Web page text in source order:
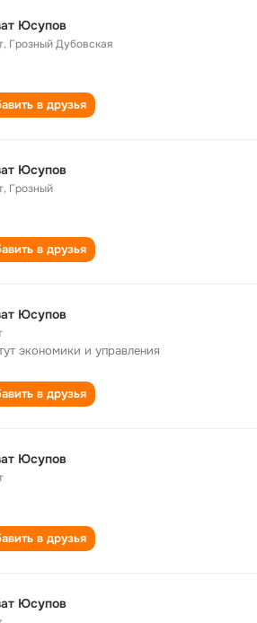
Юсупов
, Грозный Дубовская
в друзья
Юсупов
, Грозный
в друзья
Юсупов
экономики и управления
в друзья
Юсупов
в друзья
Юсупов